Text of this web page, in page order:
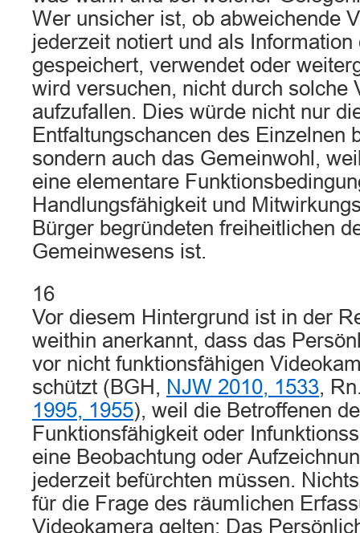
Wer unsicher ist, ob abweichende
jederzeit notiert und als Information
gespeichert, verwendet oder
wird versuchen, nicht durch solche
aufzufallen. Dies würde nicht nur
Entfaltungschancen des Einzelnen
sondern auch das Gemeinwohl,
eine elementare
Handlungsfähigkeit und
Bürger begründeten freiheitlichen
Gemeinwesens ist.
16
Vor diesem Hintergrund ist in der
weithin anerkannt, dass das
vor nicht funktionsfähigen
schützt (BGH, NJW 2010, 1533,
1995, 1955), weil die Betroffenen
Funktionsfähigkeit oder
eine Beobachtung oder
jederzeit befürchten müssen.
für die Frage des räumlichen
Videokamera gelten: Das